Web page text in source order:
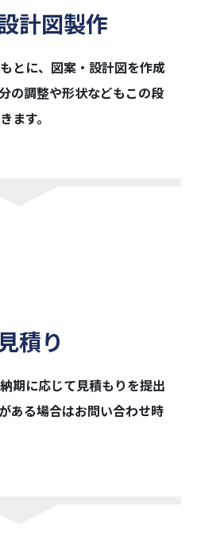
計図製作
とに、図案・設計図を作成
の調整や形状などもこの段
ます。
積り
期に応じて見積もりを提出
ある場合はお問い合わせ時